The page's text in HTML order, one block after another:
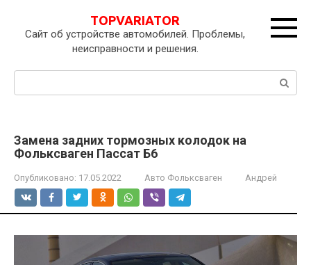
контенту
TOPVARIATOR
Сайт об устройстве автомобилей. Проблемы,
неисправности и решения.
Поиск:
Замена задних тормозных колодок на
Фольксваген Пассат Б6
Опубликовано: 17.05.2022 Авто Фольксваген Андрей